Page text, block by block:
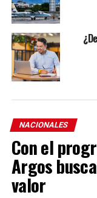
NACIONALES
Con el
Argos
valor